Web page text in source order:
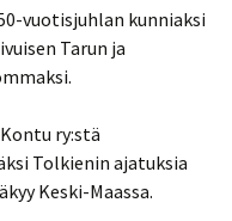
vuotisjuhlan kunniaksi
Tarun ja
ry:stä
Tolkienin ajatuksia
Keski-Maassa.